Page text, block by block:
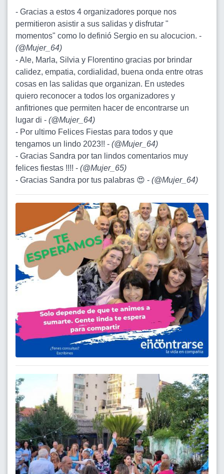
- Gracias a estos 4 organizadores porque nos
permitieron asistir a sus salidas y disfrutar "
momentos" como lo definió Sergio en su alocucion. -
(@Mujer_64)
- Ale, Marla, Silvia y Florentino gracias por brindar
calidez, empatia, cordialidad, buena onda entre otras
cosas en las salidas que organizan. En ustedes
quiero reconocer a todos los organizadores y
anfitriones que permiten hacer de encontrarse un
lugar di - (@Mujer_64)
- Por ultimo Felices Fiestas para todos y que
tengamos un lindo 2023!! - (@Mujer_64)
- Gracias Sandra por tan lindos comentarios muy
felices fiestas !!!! - (@Mujer_65)
- Gracias Sandra por tus palabras 😍 - (@Mujer_64)